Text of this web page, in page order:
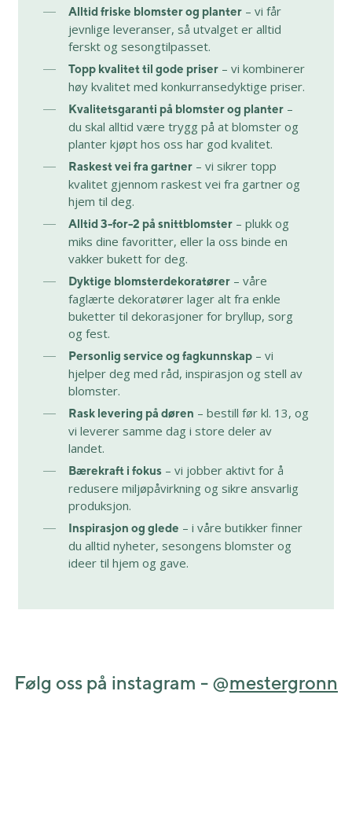
Alltid friske blomster og planter – vi får
jevnlige leveranser, så utvalget er alltid
ferskt og sesongtilpasset.
Topp kvalitet til gode priser – vi kombinerer
høy kvalitet med konkurransedyktige priser.
Kvalitetsgaranti på blomster og planter –
du skal alltid være trygg på at blomster og
planter kjøpt hos oss har god kvalitet.
Raskest vei fra gartner – vi sikrer topp
kvalitet gjennom raskest vei fra gartner og
hjem til deg.
Alltid 3-for-2 på snittblomster – plukk og
miks dine favoritter, eller la oss binde en
vakker bukett for deg.
Dyktige blomsterdekoratører – våre
faglærte dekoratører lager alt fra enkle
buketter til dekorasjoner for bryllup, sorg
og fest.
Personlig service og fagkunnskap – vi
hjelper deg med råd, inspirasjon og stell av
blomster.
Rask levering på døren – bestill før kl. 13, og
vi leverer samme dag i store deler av
landet.
Bærekraft i fokus – vi jobber aktivt for å
redusere miljøpåvirkning og sikre ansvarlig
produksjon.
Inspirasjon og glede – i våre butikker finner
du alltid nyheter, sesongens blomster og
ideer til hjem og gave.
Følg oss på instagram - @mestergronn